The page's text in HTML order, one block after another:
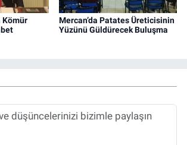
Kömür
Mercan’da Patates Üreticisinin
Yüzünü Güldürecek Buluşma